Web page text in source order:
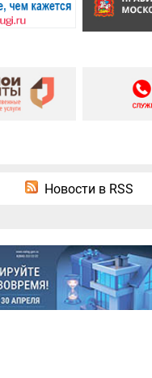
Новости в RSS